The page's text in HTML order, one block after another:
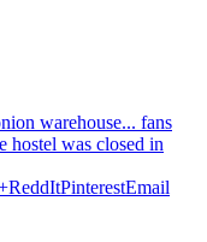
warehouse... fans
hostel was closed in
ReddItPinterestEmail